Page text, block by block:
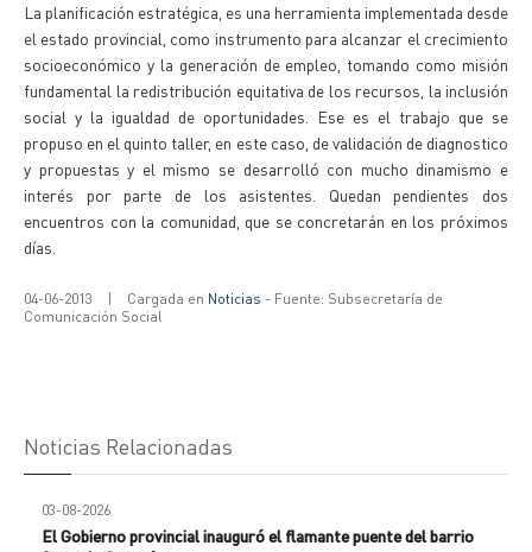
La planificación estratégica, es una herramienta implementada desde
el estado provincial, como instrumento para alcanzar el crecimiento
socioeconómico y la generación de empleo, tomando como misión
fundamental la redistribución equitativa de los recursos, la inclusión
social y la igualdad de oportunidades. Ese es el trabajo que se
propuso en el quinto taller, en este caso, de validación de diagnostico
y propuestas y el mismo se desarrolló con mucho dinamismo e
interés por parte de los asistentes. Quedan pendientes dos
encuentros con la comunidad, que se concretarán en los próximos
días.
04-06-2013 | Cargada en Noticias - Fuente: Subsecretaría de
Comunicación Social
Noticias Relacionadas
03-08-2026
El Gobierno provincial inauguró el flamante puente del barrio